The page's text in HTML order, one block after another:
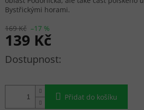
169 Kč –17 %
139 Kč
Měrná cena:
Přidat do košíku
Bystřickými horami.